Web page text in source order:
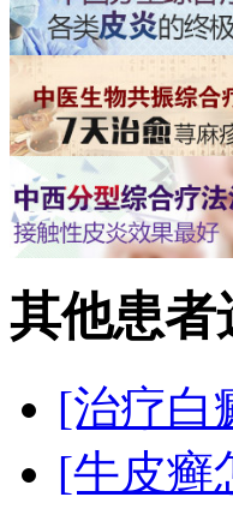
其他患者
[治疗白
[牛皮癣